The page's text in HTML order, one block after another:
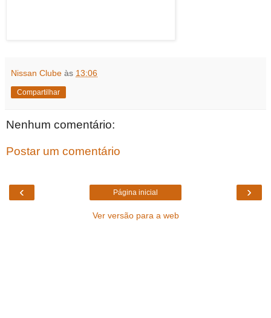
Nissan Clube às 13:06
Compartilhar
Nenhum comentário:
Postar um comentário
‹ ›
Página inicial
Ver versão para a web